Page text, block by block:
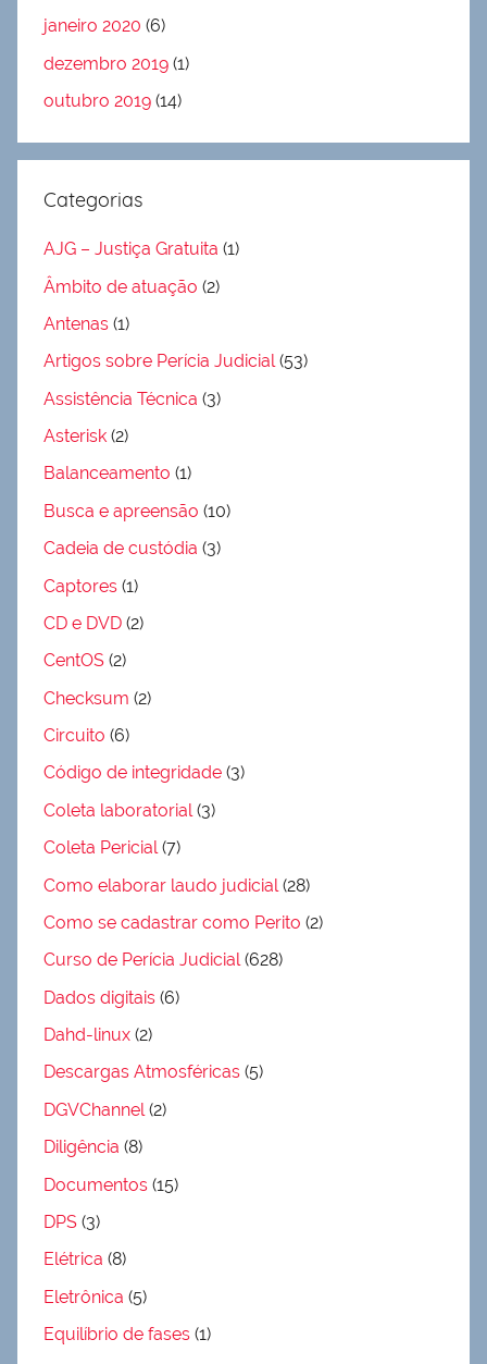
janeiro 2020 (6)
dezembro 2019 (1)
outubro 2019 (14)
Categorias
AJG – Justiça Gratuita (1)
Âmbito de atuação (2)
Antenas (1)
Artigos sobre Perícia Judicial(53)
Assistência Técnica (3)
Asterisk (2)
Balanceamento (1)
Busca e apreensão (10)
Cadeia de custódia (3)
Captores (1)
CD e DVD (2)
CentOS (2)
Checksum (2)
Circuito (6)
Código de integridade (3)
Coleta laboratorial(3)
Coleta Pericial(7)
Como elaborar laudo judicial (28)
Como se cadastrar como Perito (2)
Curso de Perícia Judicial(628)
Dados digitais (6)
Dahd-linux (2)
Descargas Atmosféricas (5)
DGVChannel(2)
Diligência (8)
Documentos (15)
DPS (3)
Elétrica (8)
Eletrônica (5)
Equilíbrio de fases (1)